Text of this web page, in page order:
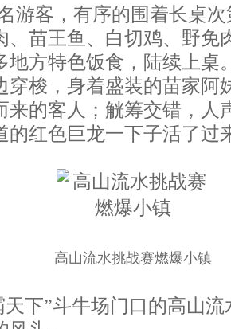
游客，有序的围着长桌
、苗王鱼、白切鸡、野免
地方特色饭食，陆续上桌
穿梭，身着盛装的苗家阿
来的客人；觥筹交错，人
的红色巨龙一下子活了过
高山流水挑战赛燃爆小镇
天下”斗牛场门口的高山